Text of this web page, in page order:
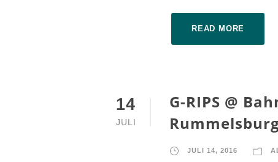
READ MORE
14
JULI
G-RIPS @
JULI 14, 2016